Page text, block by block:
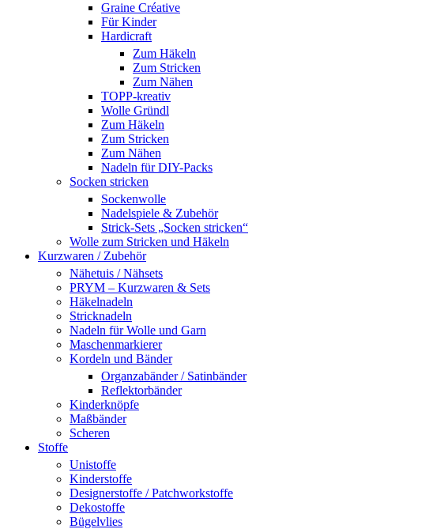
Graine Créative
Für Kinder
Hardicraft
Zum Häkeln
Zum Stricken
Zum Nähen
TOPP-kreativ
Wolle Gründl
Zum Häkeln
Zum Stricken
Zum Nähen
Nadeln für DIY-Packs
Socken stricken
Sockenwolle
Nadelspiele & Zubehör
Strick-Sets „Socken stricken“
Wolle zum Stricken und Häkeln
Kurzwaren / Zubehör
Nähetuis / Nähsets
PRYM – Kurzwaren & Sets
Häkelnadeln
Stricknadeln
Nadeln für Wolle und Garn
Maschenmarkierer
Kordeln und Bänder
Organzabänder / Satinbänder
Reflektorbänder
Kinderknöpfe
Maßbänder
Scheren
Stoffe
Unistoffe
Kinderstoffe
Designerstoffe / Patchworkstoffe
Dekostoffe
Bügelvlies